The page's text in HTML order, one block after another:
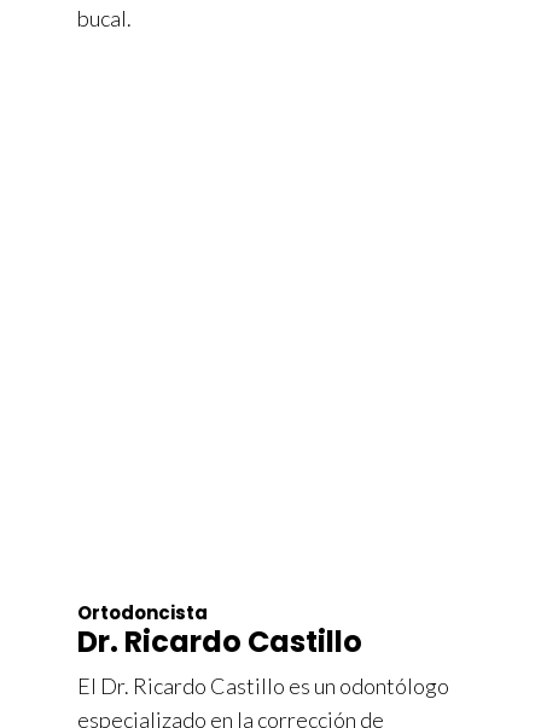
bucal.
Ortodoncista
Dr. Ricardo Castillo
El Dr. Ricardo Castillo es un odontólogo
especializado en la corrección de